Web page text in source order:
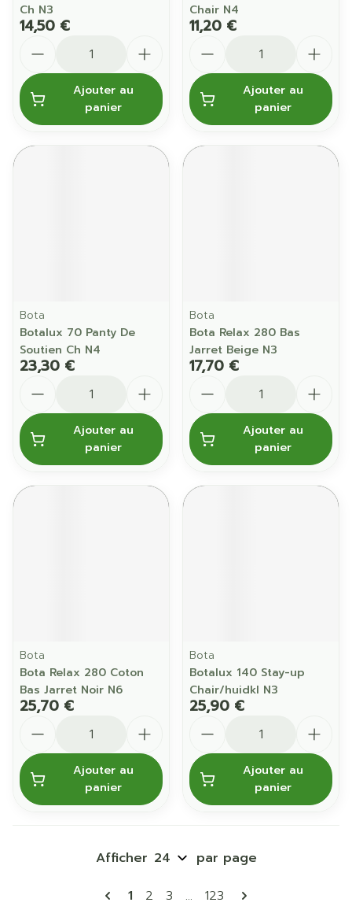
Ch N3
14,50 €
Ajouter au
panier
Chair N4
11,20 €
Ajouter au
panier
Bota
Botalux 70 Panty De
Soutien Ch N4
23,30 €
Ajouter au
panier
Bota
Bota Relax 280 Bas
Jarret Beige N3
17,70 €
Ajouter au
panier
Bota
Bota Relax 280 Coton
Bas Jarret Noir N6
25,70 €
Ajouter au
panier
Bota
Botalux 140 Stay-up
Chair/huidkl N3
25,90 €
Ajouter au
panier
Pages
Vous lisez actuellement la page
1 Page
2 Page
3 ... Page
123
Afficher par page